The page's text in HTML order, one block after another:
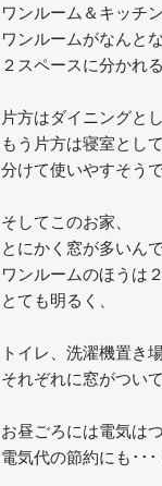
ワンルーム＆キッチ
ワンルームがなんと
２スペースに分かれ
片方はダイニングとし
もう片方は寝室として
分けて使いやすそう
そしてこのお家、
とにかく窓が多いんで
ワンルームのほうは
とても明るく、
トイレ、洗濯機置き
それぞれに窓がつい
お昼ごろには電気は
電気代の節約にも･･･